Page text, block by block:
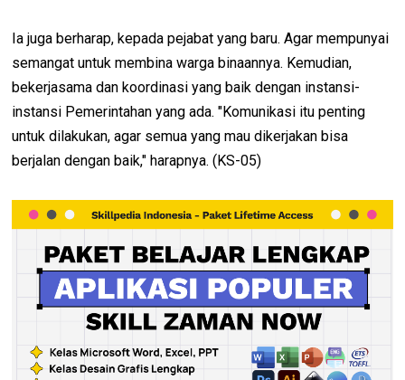
Ia juga berharap, kepada pejabat yang baru. Agar mempunyai
semangat untuk membina warga binaannya. Kemudian,
bekerjasama dan koordinasi yang baik dengan instansi-
instansi Pemerintahan yang ada. "Komunikasi itu penting
untuk dilakukan, agar semua yang mau dikerjakan bisa
berjalan dengan baik," harapnya. (KS-05)